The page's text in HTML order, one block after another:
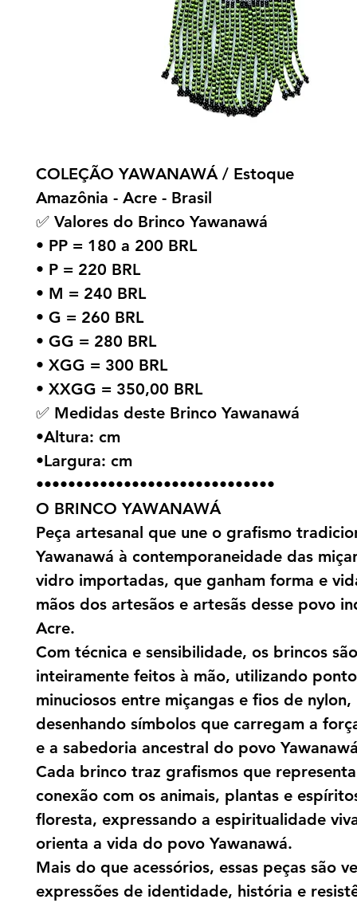
COLEÇÃO YAWANAWÁ / Estoque
Amazônia - Acre - Brasil
✅ Valores do Brinco Yawanawá
• PP = 180 a 200 BRL
• P = 220 BRL
• M = 240 BRL
• G = 260 BRL
• GG = 280 BRL
• XGG = 300 BRL
• XXGG = 350,00 BRL
✅ Medidas deste Brinco Yawanawá
•Altura: cm
•Largura: cm
••••••••••••••••••••••••••••••
O BRINCO YAWANAWÁ
Peça artesanal que une o grafismo
Yawanawá à contemporaneidade das
vidro importadas, que ganham forma e
mãos dos artesãos e artesãs desse povo
Acre.
Com técnica e sensibilidade, os brincos são
inteiramente feitos à mão, utilizando
minuciosos entre miçangas e fios de nylon,
desenhando símbolos que carregam a
e a sabedoria ancestral do povo
Cada brinco traz grafismos que
conexão com os animais, plantas e
floresta, expressando a espiritualidade
orienta a vida do povo Yawanawá.
Mais do que acessórios, essas peças são
expressões de identidade, história e